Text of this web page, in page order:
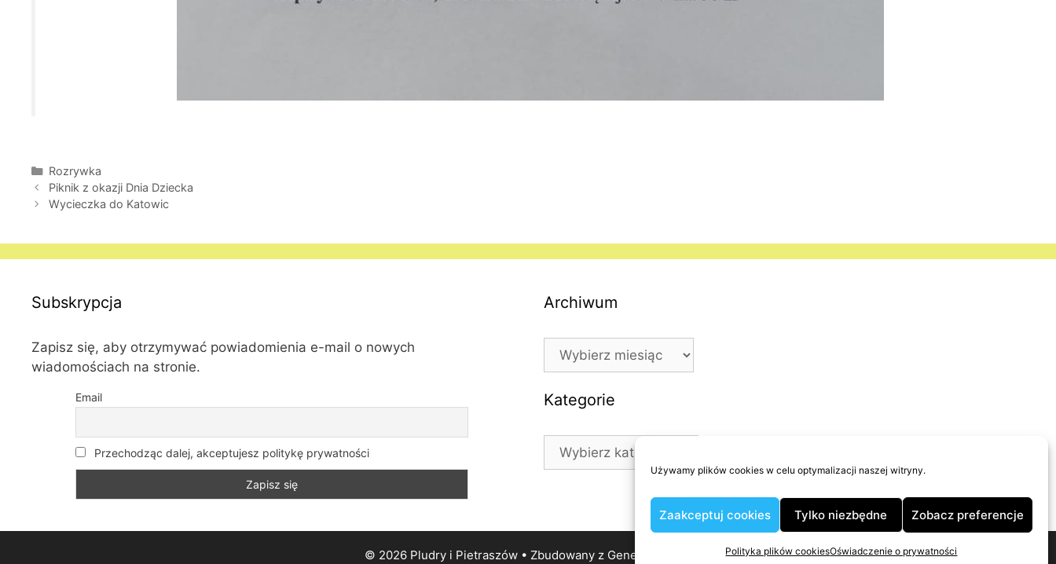
Używamy plików cookies w celu optymalizacji naszej witryny.
Zaakceptuj cookies Tylko niezbędne Zobacz preferencje
Polityka plików cookiesOświadczenie o prywatności
Kategorie
Rozrywka
Piknik z okazji Dnia Dziecka
Wycieczka do Katowic
Subskrypcja
Zapisz się, aby otrzymywać powiadomienia e-mail o nowych
wiadomościach na stronie.
Email
Przechodząc dalej, akceptujesz politykę prywatności
Archiwum
Archiwum
Kategorie
Kategorie
© 2026 Pludry i Pietraszów • Zbudowany z GeneratePress